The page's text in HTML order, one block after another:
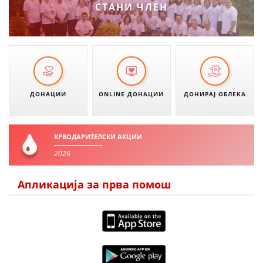
ДИСЕМИНАЦИЈА
MЕЃУНАРОДНО ХУМАНИТАРНО ПРАВО
ПРОМОЦИЈА НА ХУМАНИ ВРЕДНОСТИ
УПОТРЕБА И ЗАШТИТА НА АМБЛЕМОТ
КАКО ДА ДОНИРАТЕ
СПАСИТЕЛНА СТАНИЦА ВОДНО
ПРОЕКТИ – ПОДГОТВЕНОСТ И ДЕЈСТВУВАЊЕ ПРИ КАТАСТРОФИ
ИСТРАЖУВАЊЕ НА ЈАВНО МИСЛЕЊЕ
СТАНИ ЧЛЕН
ДОНАЦИИ ONLINE ДОНАЦИИ ДОНИРАЈ ОБЛЕКА
КРВОДАРИТЕЛСКИ АКЦИИ
2026
Апликација за прва помош